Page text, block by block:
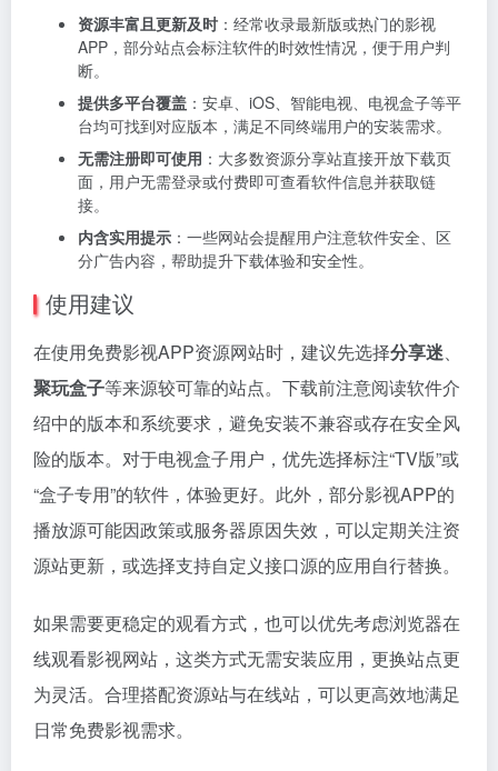
资源丰富且更新及时 ：经常收录最新版或热门的影视
APP，部分站点会标注软件的时效性情况，便于用户判
断。
提供多平台覆盖 ：安卓、iOS、智能电视、电视盒子等平
台均可找到对应版本，满足不同终端用户的安装需求。
无需注册即可使用 ：大多数资源分享站直接开放下载页
面，用户无需登录或付费即可查看软件信息并获取链
接。
内含实用提示 ：一些网站会提醒用户注意软件安全、区
分广告内容，帮助提升下载体验和安全性。
使用建议
在使用免费影视APP资源网站时，建议先选择分享迷、
聚玩盒子等来源较可靠的站点。下载前注意阅读软件介
绍中的版本和系统要求，避免安装不兼容或存在安全风
险的版本。对于电视盒子用户，优先选择标注“TV版”或
“盒子专用”的软件，体验更好。此外，部分影视APP的
播放源可能因政策或服务器原因失效，可以定期关注资
源站更新，或选择支持自定义接口源的应用自行替换。
如果需要更稳定的观看方式，也可以优先考虑浏览器在
线观看影视网站，这类方式无需安装应用，更换站点更
为灵活。合理搭配资源站与在线站，可以更高效地满足
日常免费影视需求。